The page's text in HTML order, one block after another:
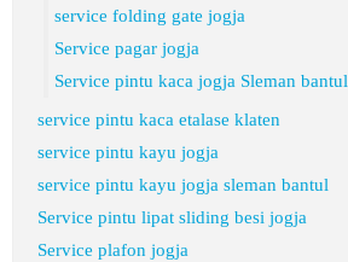
service folding gate jogja
Service pagar jogja
Service pintu kaca jogja Sleman bantul
service pintu kaca etalase klaten
service pintu kayu jogja
service pintu kayu jogja sleman bantul
Service pintu lipat sliding besi jogja
Service plafon jogja